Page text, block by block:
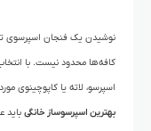
نوشیدن یک فنجان اسپرسوی
کافه‌ها محدود نیست. با
اسپرسو، لاته یا کاپوچینوی
بهترین اسپرسوساز خانگی باید